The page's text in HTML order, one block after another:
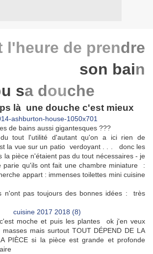
l'heure de prendre
son bain
u sa douche
là une douche c'est mieux
de bains aussi gigantesques ???
tout l'utilité d'autant qu'on a ici rien de
la vue sur un patio verdoyant . . . donc les
la pièce n'étaient pas du tout nécessaires - je
qu'ils ont fait une chambre miniature :
appart : immenses toilettes mini cuisine
n'ont pas toujours des bonnes idées : très
moche et puis les plantes ok j'en veux
mais surtout TOUT DÉPEND DE LA
PIÈCE si la pièce est grande et profonde